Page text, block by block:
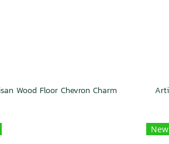
Wood Floor Chevron Charm
New